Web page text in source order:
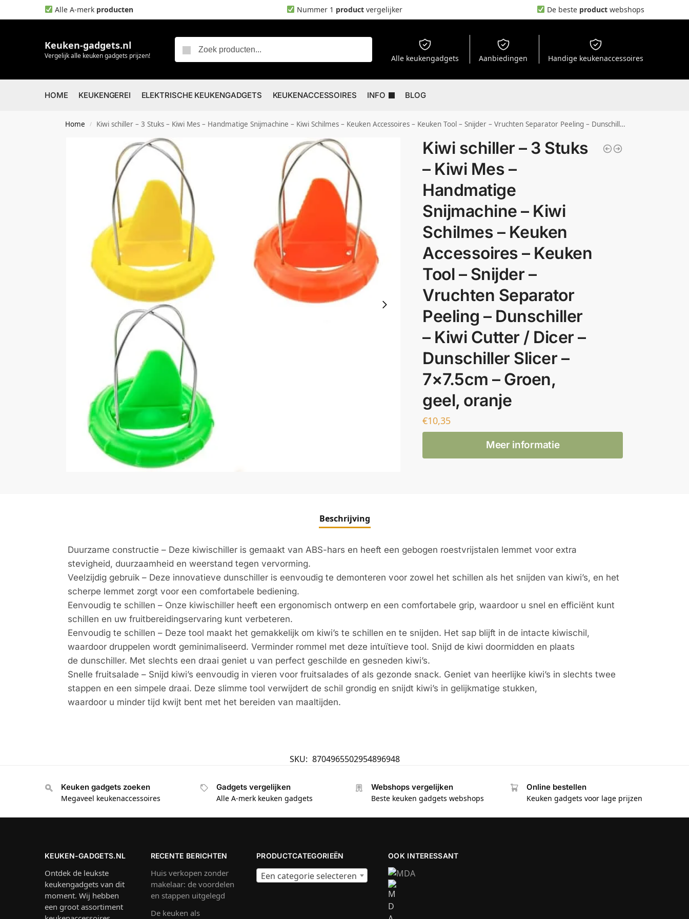
Alle A-merk producten Nummer 1 productvergelijker De beste product webshops
Keuken-gadgets.nl
Vergelijk alle keuken gadgets prijzen! Alle keukengadgets Aanbiedingen Handige keukenaccessoires
HOME KEUKENGEREI ELEKTRISCHE KEUKENGADGETS KEUKENACCESSOIRES INFO BLOG
Home / Kiwi schiller – 3 Stuks – Kiwi Mes – Handmatige Snijmachine – Kiwi Schilmes – Keuken Accessoires – Keuken Tool – Snijder – Vruchten Separator Peeling – Dunschiller – Kiwi Cutter / Dicer – Dunschiller Slicer – 7×7.5cm – Groen, geel, oranje
Kiwi schiller – 3 Stuks
– Kiwi Mes –
Handmatige
Snijmachine – Kiwi
Schilmes – Keuken
Accessoires – Keuken
Tool – Snijder –
Vruchten Separator
Peeling – Dunschiller
– Kiwi Cutter / Dicer –
Dunschiller Slicer –
7×7.5cm – Groen,
geel, oranje
€10,35
Meer informatie
Beschrijving
Duurzame constructie – Deze kiwischiller is gemaakt van ABS-hars en heeft een gebogen roestvrijstalen lemmet voor extra
stevigheid, duurzaamheid en weerstand tegen vervorming.
Veelzijdig gebruik – Deze innovatieve dunschiller is eenvoudig te demonteren voor zowel het schillen als het snijden van kiwi’s, en het
scherpe lemmet zorgt voor een comfortabele bediening.
Eenvoudig te schillen – Onze kiwischiller heeft een ergonomisch ontwerp en een comfortabele grip, waardoor u snel en efficiënt kunt
schillen en uw fruitbereidingservaring kunt verbeteren.
Eenvoudig te schillen – Deze tool maakt het gemakkelijk om kiwi’s te schillen en te snijden. Het sap blijft in de intacte kiwischil,
waardoor druppelen wordt geminimaliseerd. Verminder rommel met deze intuïtieve tool. Snijd de kiwi doormidden en plaats
de dunschiller. Met slechts een draai geniet u van perfect geschilde en gesneden kiwi’s.
Snelle fruitsalade – Snijd kiwi’s eenvoudig in vieren voor fruitsalades of als gezonde snack. Geniet van heerlijke kiwi’s in slechts twee
stappen en een simpele draai. Deze slimme tool verwijdert de schil grondig en snijdt kiwi’s in gelijkmatige stukken,
waardoor u minder tijd kwijt bent met het bereiden van maaltijden.
SKU: 8704965502954896948
Keuken gadgets zoeken
Megaveel keukenaccessoires
Gadgets vergelijken
Alle A-merk keuken gadgets
Webshops vergelijken
Beste keuken gadgets webshops
Online bestellen
Keuken gadgets voor lage prijzen
KEUKEN-GADGETS.NL
Ontdek de leukste
keukengadgets van dit
moment. Wij hebben
een groot assortiment
RECENTE BERICHTEN
Huis verkopen zonder
makelaar: de voordelen
en stappen uitgelegd
De keuken als
PRODUCTCATEGORIEËN
Een categorie selecteren
OOK INTERESSANT